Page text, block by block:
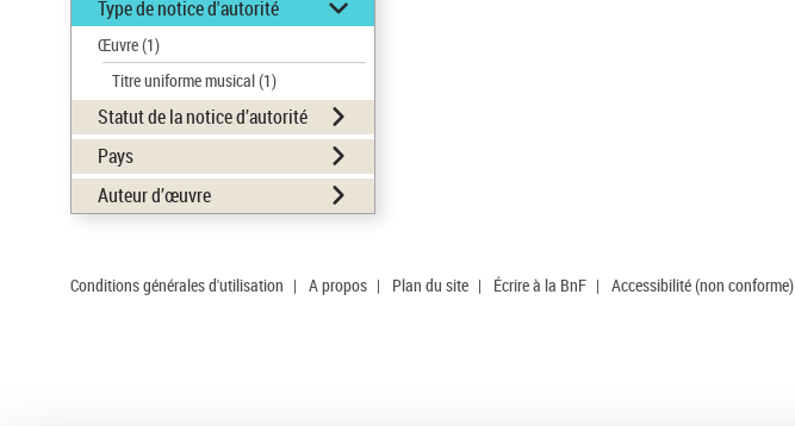
Type de notice d'autorité
Œuvre(1)
Titre uniforme musical(1)
Statut de la notice d’autorité
Pays
Auteur d’œuvre
Conditions générales d'utilisation | A propos | Plan du site | Écrire à la BnF | Accessibilité (non conforme)